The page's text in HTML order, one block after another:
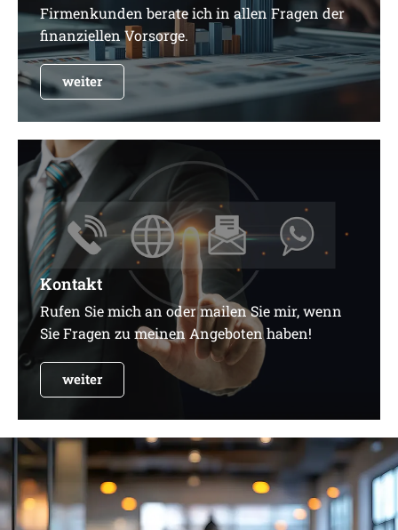
Firmenkunden berate ich in allen Fragen der
finanziellen Vorsorge.
weiter
Kontakt
Rufen Sie mich an oder mailen Sie mir, wenn
Sie Fragen zu meinen Angeboten haben!
weiter